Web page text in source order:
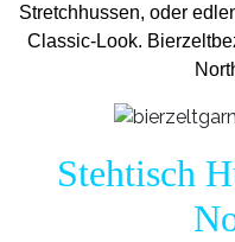
Stretchhussen, oder
Classic-Look.
Stehtisch